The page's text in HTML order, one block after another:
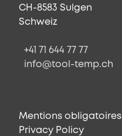
CH-8583 Sulgen
Schweiz
+41 71 644 77 77
info@tool-temp.ch
Mentions obligatoires
Privacy Policy